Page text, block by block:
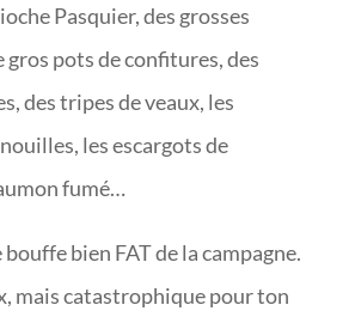
Pasquier, des grosses
gros pots de confitures, des
des tripes de veaux, les
les escargots de
fumé…
bouffe bien FAT de la campagne.
mais catastrophique pour ton